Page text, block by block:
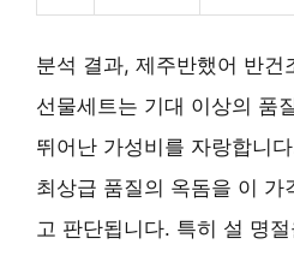
분석 결과, 제주반했어 반건
선물세트는 기대 이상의 품
뛰어난 가성비를 자랑합니
최상급 품질의 옥돔을 이 가
고 판단됩니다. 특히 설 명